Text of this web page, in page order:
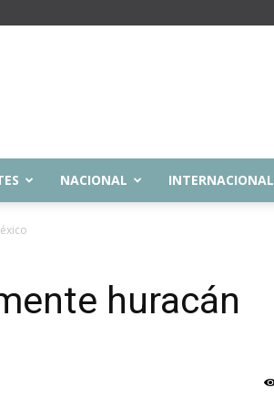
NACIONAL INTERNACIONAL
huracán